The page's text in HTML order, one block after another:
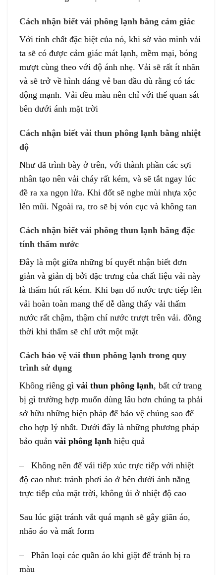
Cách nhận biết vải phông lạnh bằng cảm giác
Với tính chất đặc biệt của nó, khi sờ vào mình vải
ta sẽ có được cảm giác mát lạnh, mềm mại, bóng
mượt cùng theo với độ ánh nhẹ. Vải sẽ rất ít nhăn
và sẽ trở về hình dáng vẻ ban đầu dù rằng có tác
động mạnh. Vải đều màu nên chỉ với thể quan sát
bên dưới ánh mặt trời
Cách nhận biết vải thun phông lạnh bằng nhiệt
độ
Như đã trình bày ở trên, với thành phần các sợi
nhân tạo nên vải cháy rất kém, và sẽ tắt ngay lúc
đề ra xa ngọn lửa. Khi đốt sẽ nghe mùi nhựa xộc
lên mũi. Ngoài ra, tro sẽ bị vón cục và không tan
Cách nhận biết vải phông thun lạnh bằng đặc
tính thấm nước
Đây là một giữa những bí quyết nhận biết đơn
giản và giản dị bởi đặc trưng của chất liệu vải này
là thấm hút rất kém. Khi bạn đổ nước trực tiếp lên
vải hoàn toàn mang thể dễ dàng thấy vải thấm
nước rất chậm, thậm chí nước trượt trên vải. đồng
thời khi thấm sẽ chỉ ướt một mặt
Cách bảo vệ vải thun phông lạnh trong quy
trình sử dụng
Không riêng gì vải thun phông lạnh, bất cứ trang
bị gì trường hợp muốn dùng lâu hơn chúng ta phải
sở hữu những biện pháp để bảo vệ chúng sao để
cho hợp lý nhất. Dưới đây là những phương pháp
bảo quản vải phông lạnh hiệu quả
– Không nên để vải tiếp xúc trực tiếp với nhiệt
độ cao như: tránh phơi áo ở bên dưới ánh nắng
trực tiếp của mặt trời, không ủi ở nhiệt độ cao
Sau lúc giặt tránh vắt quá mạnh sẽ gây giãn áo,
nhão áo và mất form
– Phân loại các quần áo khi giặt để tránh bị ra
màu